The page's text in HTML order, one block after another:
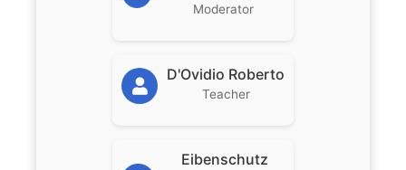
Moderator
D'Ovidio Roberto
Teacher
Eibenschutz